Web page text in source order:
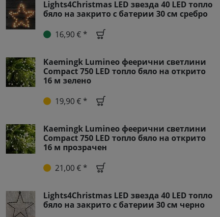
Lights4Christmas LED звезда 40 LED топло
бяло на закрито с батерии 30 см сребро
16,90 € *
Kaemingk Lumineo феерични светлини
Compact 750 LED топло бяло на открито
16 м зелено
19,90 € *
Kaemingk Lumineo феерични светлини
Compact 750 LED топло бяло на открито
16 м прозрачен
21,00 € *
Lights4Christmas LED звезда 40 LED топло
бяло на закрито с батерии 30 см черно